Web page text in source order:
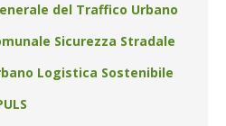
del Traffico Urbano
Sicurezza Stradale
Logistica Sostenibile